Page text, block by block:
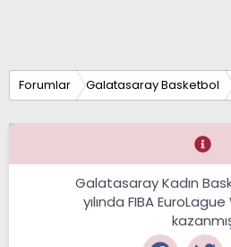
Forumlar Galatasaray Basketbol
Galatasaray Kadın
yılında FIBA